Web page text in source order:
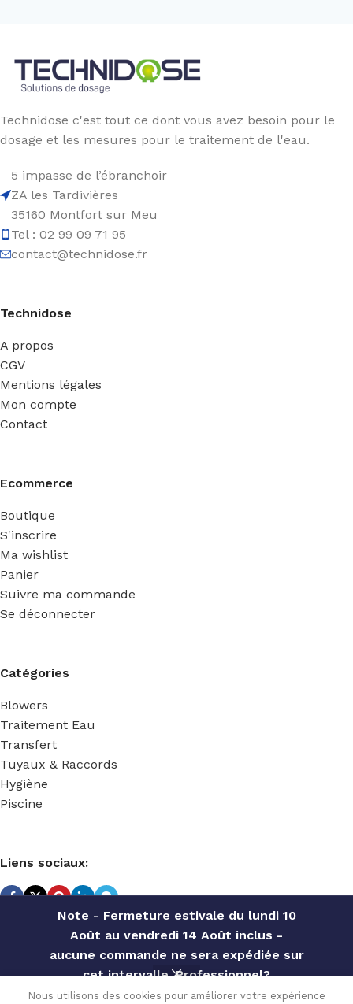
Note - Fermeture estivale du lundi 10
Août au vendredi 14 Août inclus -
aucune commande ne sera expédiée sur
cet intervalle. Professionnel?
Contactez notre service commercial
Technidose c'est tout ce dont vous avez besoin pour le
dosage et les mesures pour le traitement de l'eau.
5 impasse de l’ébranchoir
ZA les Tardivières
35160 Montfort sur Meu
Tel : 02 99 09 71 95
contact@technidose.fr
Technidose
A propos
CGV
Mentions légales
Mon compte
Contact
Ecommerce
Boutique
S'inscrire
Ma wishlist
Panier
Suivre ma commande
Se déconnecter
Catégories
Blowers
Traitement Eau
Transfert
Tuyaux & Raccords
Hygiène
Piscine
Liens sociaux:
TECHNIDOSE 2022 Réalisé parACS INFORMATIQUE
Nous utilisons des cookies pour améliorer votre expérience
COURONNE